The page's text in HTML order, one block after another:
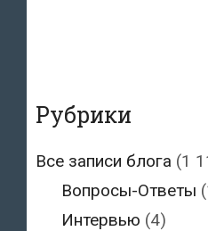
Рубрики
Все записи блога (1
Вопросы-Ответы
Интервью (4)